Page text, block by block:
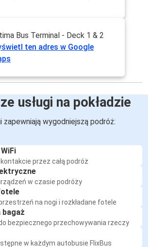
Bus Terminal - Deck 1 & 2
ten adres w Google
usługi na pokładzie
zapewniają wygodniejszą podróż:
przez całą podróż
w czasie podróży
na nogi i rozkładane fotele
bagaż
bezpiecznego przechowywania rzeczy
w każdym autobusie FlixBus